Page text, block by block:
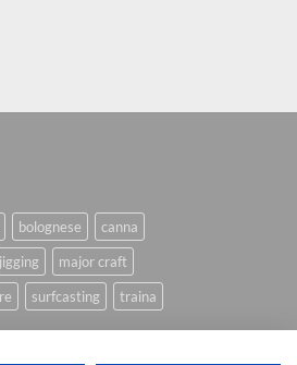
bolognese
canna
jigging
major craft
surfcasting
traina